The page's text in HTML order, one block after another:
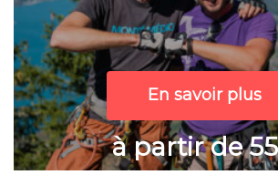
En savoir plus
à partir de